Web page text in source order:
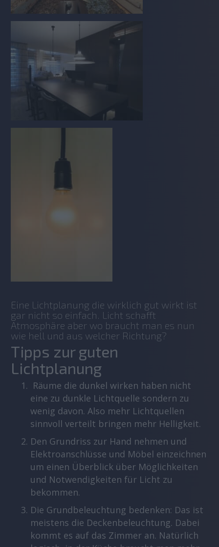
Eine Lichtplanung die wirklich gut wirkt ist
gar nicht so einfach. Licht schafft
Atmosphäre aber wo braucht man es nun
wie hell und aus welcher Richtung?
Tipps zur guten
Lichtplanung
Räume die dunkel wirken haben nicht
eine zu dunkle Lichtquelle sondern zu
wenig davon. Also mehr Lichtquellen
sinnvoll verteilt bringen mehr Helligkeit.
Den Grundriss zur Hand nehmen und
Elektroanschlüsse und Möbel einzeichnen
um einen Überblick über Möglichkeiten
und Notwendigkeiten für Licht zu
bekommen.
Die Grundbeleuchtung bedenken: Das ist
meistens die Deckenbeleuchtung. Dabei
kommt es auf das Zimmer an. Natürlich